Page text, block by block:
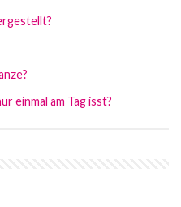
einmal am Tag isst?